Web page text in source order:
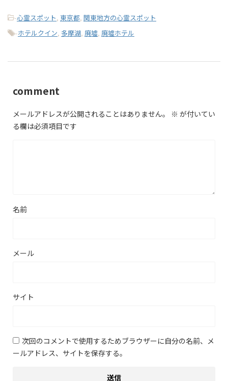
-心霊スポット, 東京都, 関東地方の心霊スポット
-ホテルクイン, 多摩湖, 廃墟, 廃墟ホテル
comment
メールアドレスが公開されることはありません。 ※ が付いてい
る欄は必須項目です
名前
メール
サイト
次回のコメントで使用するためブラウザーに自分の名前、メ
ールアドレス、サイトを保存する。